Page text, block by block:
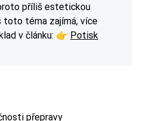
příliš estetickou
toto téma zajímá, více
v článku: 👉 Potisk
přepravy